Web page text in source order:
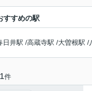
すすめの駅
日井駅 /高蔵寺駅 /大曽根駅 /
1件